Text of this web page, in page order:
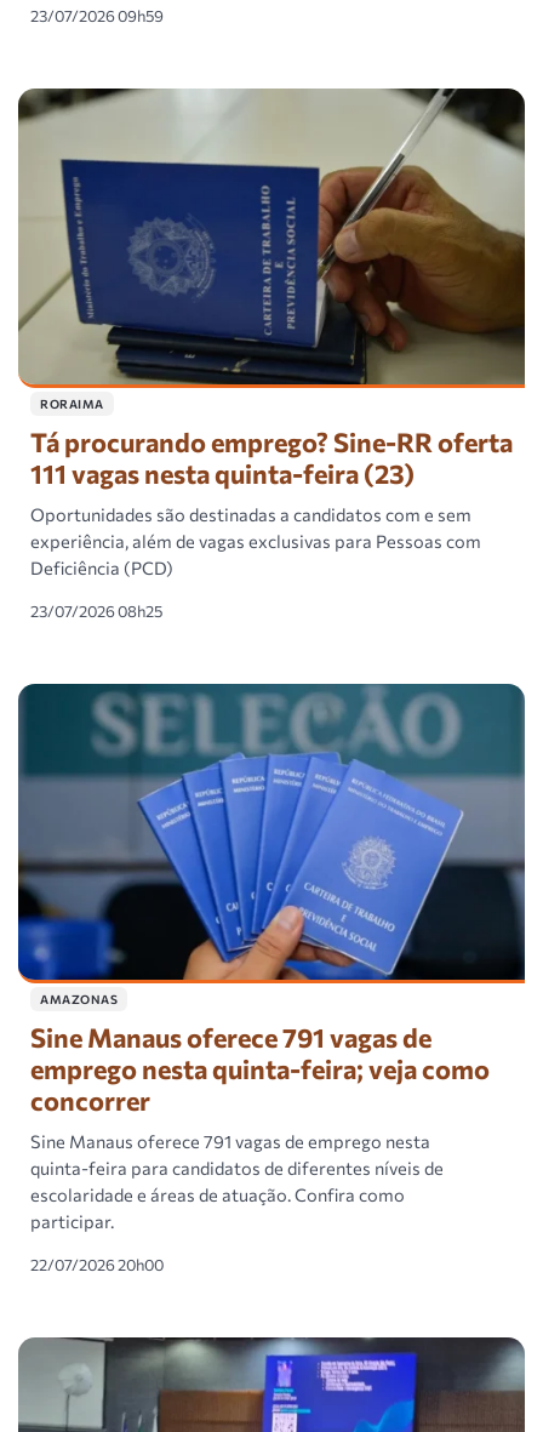
23/07/2026 09h59
RORAIMA
Tá procurando emprego? Sine-RR oferta
111 vagas nesta quinta-feira (23)
Oportunidades são destinadas a candidatos com e sem
experiência, além de vagas exclusivas para Pessoas com
Deficiência (PCD)
23/07/2026 08h25
AMAZONAS
Sine Manaus oferece 791 vagas de
emprego nesta quinta-feira; veja como
concorrer
Sine Manaus oferece 791 vagas de emprego nesta
quinta-feira para candidatos de diferentes níveis de
escolaridade e áreas de atuação. Confira como
participar.
22/07/2026 20h00